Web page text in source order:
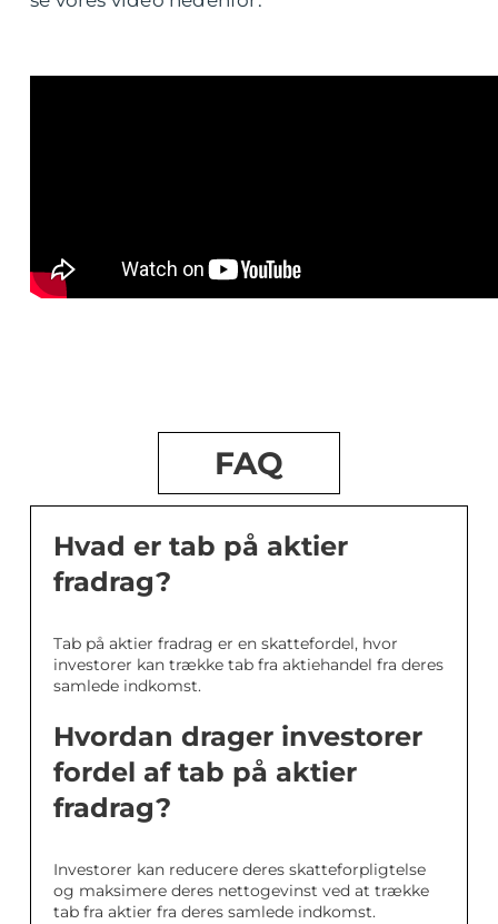
FAQ
Hvad er tab på aktier
fradrag?
Tab på aktier fradrag er en skattefordel, hvor
investorer kan trække tab fra aktiehandel fra deres
samlede indkomst.
Hvordan drager investorer
fordel af tab på aktier
fradrag?
Investorer kan reducere deres skatteforpligtelse
og maksimere deres nettogevinst ved at trække
tab fra aktier fra deres samlede indkomst.